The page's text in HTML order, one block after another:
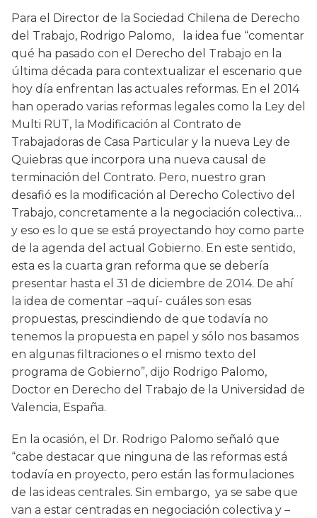
Para el Director de la Sociedad Chilena de Derecho
del Trabajo, Rodrigo Palomo, la idea fue “comentar
qué ha pasado con el Derecho del Trabajo en la
última década para contextualizar el escenario que
hoy día enfrentan las actuales reformas. En el 2014
han operado varias reformas legales como la Ley del
Multi RUT, la Modificación al Contrato de
Trabajadoras de Casa Particular y la nueva Ley de
Quiebras que incorpora una nueva causal de
terminación del Contrato. Pero, nuestro gran
desafió es la modificación al Derecho Colectivo del
Trabajo, concretamente a la negociación colectiva…
y eso es lo que se está proyectando hoy como parte
de la agenda del actual Gobierno. En este sentido,
esta es la cuarta gran reforma que se debería
presentar hasta el 31 de diciembre de 2014. De ahí
la idea de comentar –aquí- cuáles son esas
propuestas, prescindiendo de que todavía no
tenemos la propuesta en papel y sólo nos basamos
en algunas filtraciones o el mismo texto del
programa de Gobierno”, dijo Rodrigo Palomo,
Doctor en Derecho del Trabajo de la Universidad de
Valencia, España.
En la ocasión, el Dr. Rodrigo Palomo señaló que
“cabe destacar que ninguna de las reformas está
todavía en proyecto, pero están las formulaciones
de las ideas centrales. Sin embargo, ya se sabe que
van a estar centradas en negociación colectiva y –